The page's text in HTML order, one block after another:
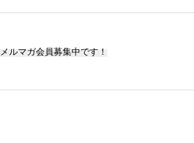
メルマガ会員募集中です！